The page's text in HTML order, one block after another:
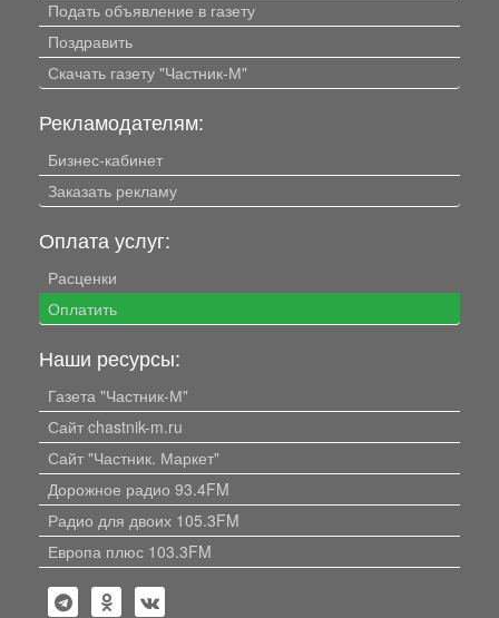
Подать объявление в газету
Поздравить
Скачать газету "Частник-М"
Рекламодателям:
Бизнес-кабинет
Заказать рекламу
Оплата услуг:
Расценки
Оплатить
Наши ресурсы:
Газета "Частник-М"
Сайт chastnik-m.ru
Сайт "Частник. Маркет"
Дорожное радио 93.4FM
Радио для двоих 105.3FM
Европа плюс 103.3FM